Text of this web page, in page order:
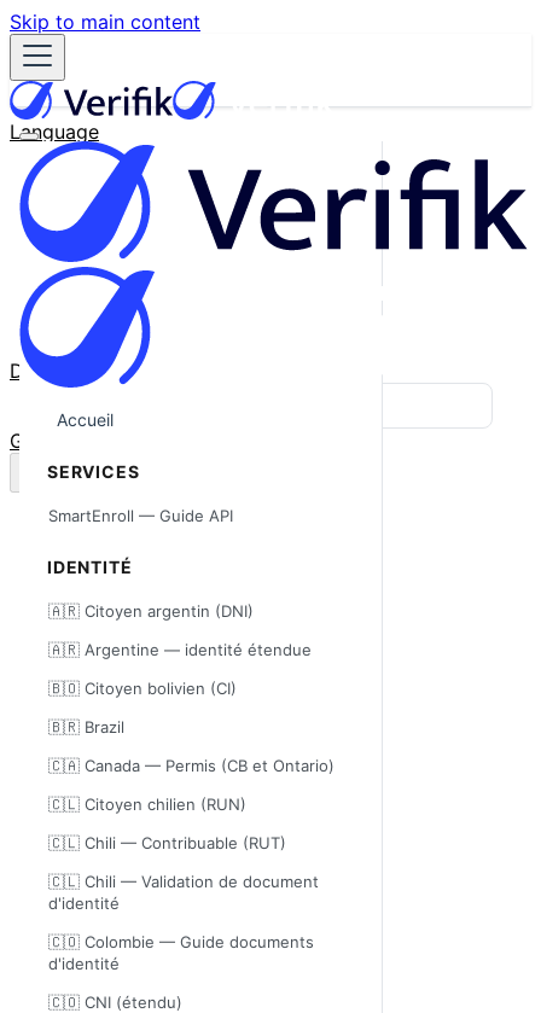
Skip to main content
Language
English
Español
Français
Português
한국어
日本語
中文
Docs
GitHub
Accueil
SERVICES
SmartEnroll — Guide API
IDENTITÉ
🇦🇷 Citoyen argentin (DNI)
🇦🇷 Argentine — identité étendue
🇧🇴 Citoyen bolivien (CI)
🇧🇷 Brazil
🇨🇦 Canada — Permis (CB et Ontario)
🇨🇱 Citoyen chilien (RUN)
🇨🇱 Chili — Contribuable (RUT)
🇨🇱 Chili — Validation de document
d'identité
🇨🇴 Colombie — Guide documents
d'identité
🇨🇴 CNI (étendu)